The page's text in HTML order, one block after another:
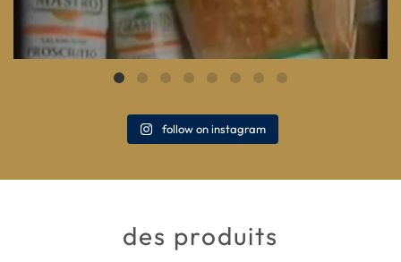
follow on instagram
des produits